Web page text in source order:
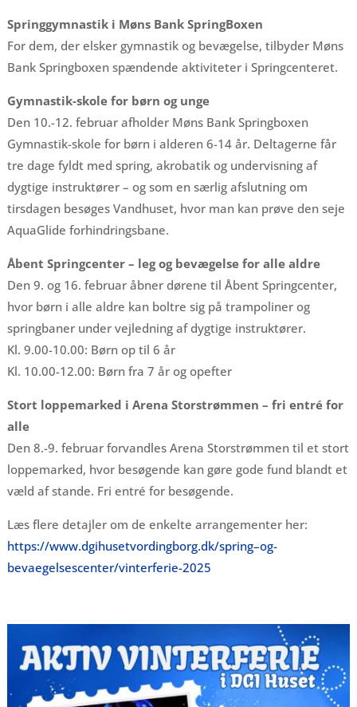
Springgymnastik i Møns Bank SpringBoxen
For dem, der elsker gymnastik og bevægelse, tilbyder Møns
Bank Springboxen spændende aktiviteter i Springcenteret.
Gymnastik-skole for børn og unge
Den 10.-12. februar afholder Møns Bank Springboxen
Gymnastik-skole for børn i alderen 6-14 år. Deltagerne får
tre dage fyldt med spring, akrobatik og undervisning af
dygtige instruktører – og som en særlig afslutning om
tirsdagen besøges Vandhuset, hvor man kan prøve den seje
AquaGlide forhindringsbane.
Åbent Springcenter – leg og bevægelse for alle aldre
Den 9. og 16. februar åbner dørene til Åbent Springcenter,
hvor børn i alle aldre kan boltre sig på trampoliner og
springbaner under vejledning af dygtige instruktører.
Kl. 9.00-10.00: Børn op til 6 år
Kl. 10.00-12.00: Børn fra 7 år og opefter
Stort loppemarked i Arena Storstrømmen – fri entré for
alle
Den 8.-9. februar forvandles Arena Storstrømmen til et stort
loppemarked, hvor besøgende kan gøre gode fund blandt et
væld af stande. Fri entré for besøgende.
Læs flere detajler om de enkelte arrangementer her:
https://www.dgihusetvordingborg.dk/spring–og-
bevaegelsescenter/vinterferie-2025